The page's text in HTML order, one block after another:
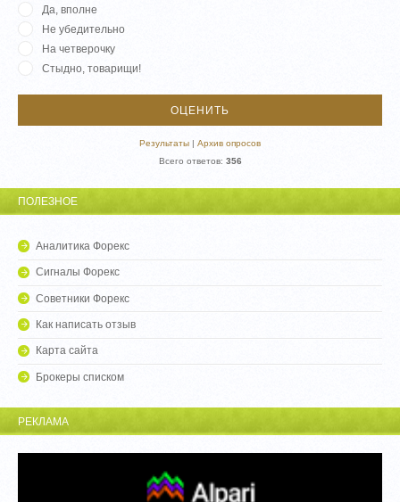
Да, вполне
Не убедительно
На четверочку
Стыдно, товарищи!
Результаты | Архив опросов
Всего ответов: 356
ПОЛЕЗНОЕ
Аналитика Форекс
Сигналы Форекс
Советники Форекс
Как написать отзыв
Карта сайта
Брокеры списком
РЕКЛАМА